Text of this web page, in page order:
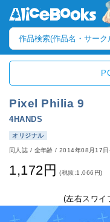
Pixel Philia 9
4HANDS
オリジナル
同人誌 / 全年齢/2014年08月17日
1,172円 (税抜:1,066円)
(左右スワイ